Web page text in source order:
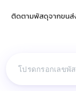
ติดตามพัสดุจากขนส่ง